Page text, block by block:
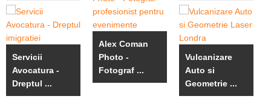
Servicii
Avocatura -
Dreptul ...
Alex Coman
Photo -
Fotograf ...
Vulcanizare
Auto si
Geometrie ...